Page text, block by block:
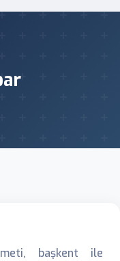
başkent ile